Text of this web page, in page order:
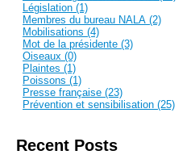
Législation (1)
Membres du bureau NALA (2)
Mobilisations (4)
Mot de la présidente (3)
Oiseaux (0)
Plaintes (1)
Poissons (1)
Presse française (23)
Prévention et sensibilisation (25)
Recent Posts